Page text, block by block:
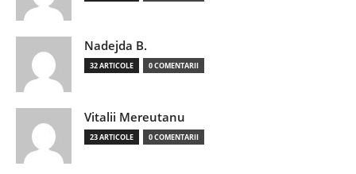
Nadejda B.
32 ARTICOLE 0 COMENTARII
Vitalii Mereutanu
23 ARTICOLE 0 COMENTARII